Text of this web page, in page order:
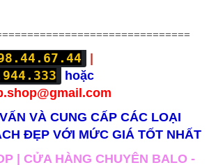
hoặc
VÀ CUNG CẤP CÁC LOẠI
ĐẸP VỚI MỨC GIÁ TỐT NHẤT
| CỬA HÀNG CHUYÊN BALO -